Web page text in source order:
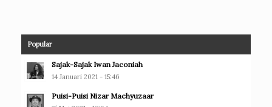
Popular
Sajak-Sajak Iwan Jaconiah
14 Januari 2021 - 15:46
Puisi-Puisi Nizar Machyuzaar